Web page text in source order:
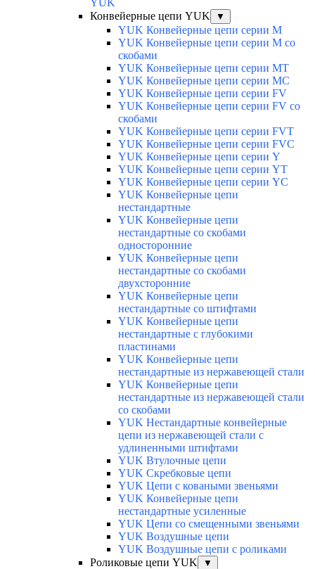
Конвейерные цепи YUK
▼
YUK Конвейерные цепи серии М
YUK Конвейерные цепи серии М со
скобами
YUK Конвейерные цепи серии МТ
YUK Конвейерные цепи серии МС
YUK Конвейерные цепи серии FV
YUK Конвейерные цепи серии FV со
скобами
YUK Конвейерные цепи серии FVT
YUK Конвейерные цепи серии FVC
YUK Конвейерные цепи серии Y
YUK Конвейерные цепи серии YТ
YUK Конвейерные цепи серии YС
YUK Конвейерные цепи
нестандартные
YUK Конвейерные цепи
нестандартные со скобами
односторонние
YUK Конвейерные цепи
нестандартные со скобами
двухсторонние
YUK Конвейерные цепи
нестандартные со штифтами
YUK Конвейерные цепи
нестандартные с глубокими
пластинами
YUK Конвейерные цепи
нестандартные из нержавеющей стали
YUK Конвейерные цепи
нестандартные из нержавеющей стали
со скобами
YUK Нестандартные конвейерные
цепи из нержавеющей стали с
удлиненными штифтами
YUK Втулочные цепи
YUK Скребковые цепи
YUK Цепи с коваными звеньями
YUK Конвейерные цепи
нестандартные усиленные
YUK Цепи со смещенными звеньями
YUK Воздушные цепи
YUK Воздушные цепи с роликами
Роликовые цепи YUK
▼